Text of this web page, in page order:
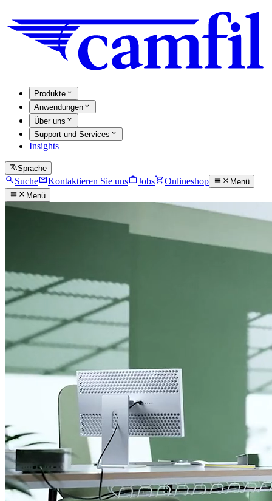
Produkte
Anwendungen
Über uns
Support und Services
Insights
Sprache
Suche Kontaktieren Sie uns Jobs Onlineshop
Menü
Menü